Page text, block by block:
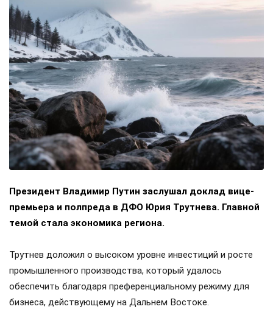
Президент Владимир Путин заслушал доклад вице-
премьера и полпреда в ДФО Юрия Трутнева. Главной
темой стала экономика региона.
Трутнев доложил о высоком уровне инвестиций и росте
промышленного производства, который удалось
обеспечить благодаря преференциальному режиму для
бизнеса, действующему на Дальнем Востоке.